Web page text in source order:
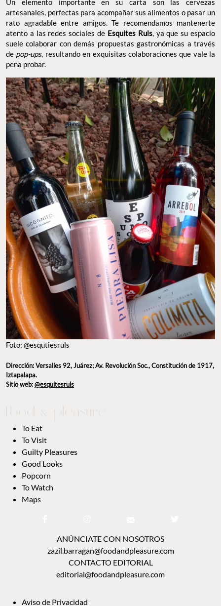
Un elemento importante en su carta son las cervezas
artesanales, perfectas para acompañar sus alimentos o pasar un
rato agradable entre amigos. Te recomendamos mantenerte
atento a las redes sociales de Esquites Ruls, ya que su espacio
suele colaborar con demás propuestas gastronómicas a través
de pop-ups, resultando en exquisitas colaboraciones que vale la
pena probar.
Foto: @esqutiesruls
Dirección: Versalles 92, Juárez; Av. Revolución Soc., Constitución de 1917,
Iztapalapa.
Sitio web:@esquitesruls
To Eat
To Visit
Guilty Pleasures
Good Looks
Popcorn
To Watch
Maps
ANÚNCIATE CON NOSOTROS
zazil.barragan@foodandpleasure.com
CONTACTO EDITORIAL
editorial@foodandpleasure.com
Aviso de Privacidad